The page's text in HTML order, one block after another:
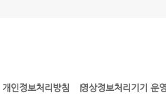
l l
개인정보처리방침 영상정보처리기기 운